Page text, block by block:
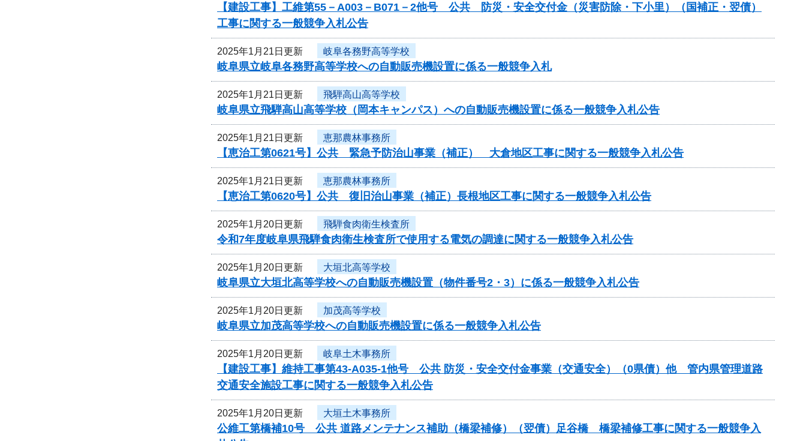
【建設工事】工維第55－A003－B071－2他号 公共 防災・安全交付金（災害防除・下小里）（国補正・翌債）
工事に関する一般競争入札公告
2025年1月21日更新 岐阜各務野高等学校
岐阜県立岐阜各務野高等学校への自動販売機設置に係る一般競争入札
2025年1月21日更新 飛騨高山高等学校
岐阜県立飛騨高山高等学校（岡本キャンパス）への自動販売機設置に係る一般競争入札公告
2025年1月21日更新 恵那農林事務所
【恵治工第0621号】公共 緊急予防治山事業（補正） 大倉地区工事に関する一般競争入札公告
2025年1月21日更新 恵那農林事務所
【恵治工第0620号】公共 復旧治山事業（補正）長根地区工事に関する一般競争入札公告
2025年1月20日更新 飛騨食肉衛生検査所
令和7年度岐阜県飛騨食肉衛生検査所で使用する電気の調達に関する一般競争入札公告
2025年1月20日更新 大垣北高等学校
岐阜県立大垣北高等学校への自動販売機設置（物件番号2・3）に係る一般競争入札公告
2025年1月20日更新 加茂高等学校
岐阜県立加茂高等学校への自動販売機設置に係る一般競争入札公告
2025年1月20日更新 岐阜土木事務所
【建設工事】維持工事第43-A035-1他号 公共 防災・安全交付金事業（交通安全）（0県債）他 管内県管理道路
交通安全施設工事に関する一般競争入札公告
2025年1月20日更新 大垣土木事務所
公維工第橋補10号 公共 道路メンテナンス補助（橋梁補修）（翌債）足谷橋 橋梁補修工事に関する一般競争入